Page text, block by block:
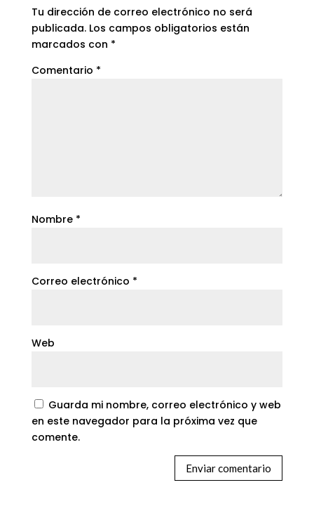
Tu dirección de correo electrónico no será
publicada. Los campos obligatorios están
marcados con *
Comentario *
Nombre *
Correo electrónico *
Web
Guarda mi nombre, correo electrónico y web
en este navegador para la próxima vez que
comente.